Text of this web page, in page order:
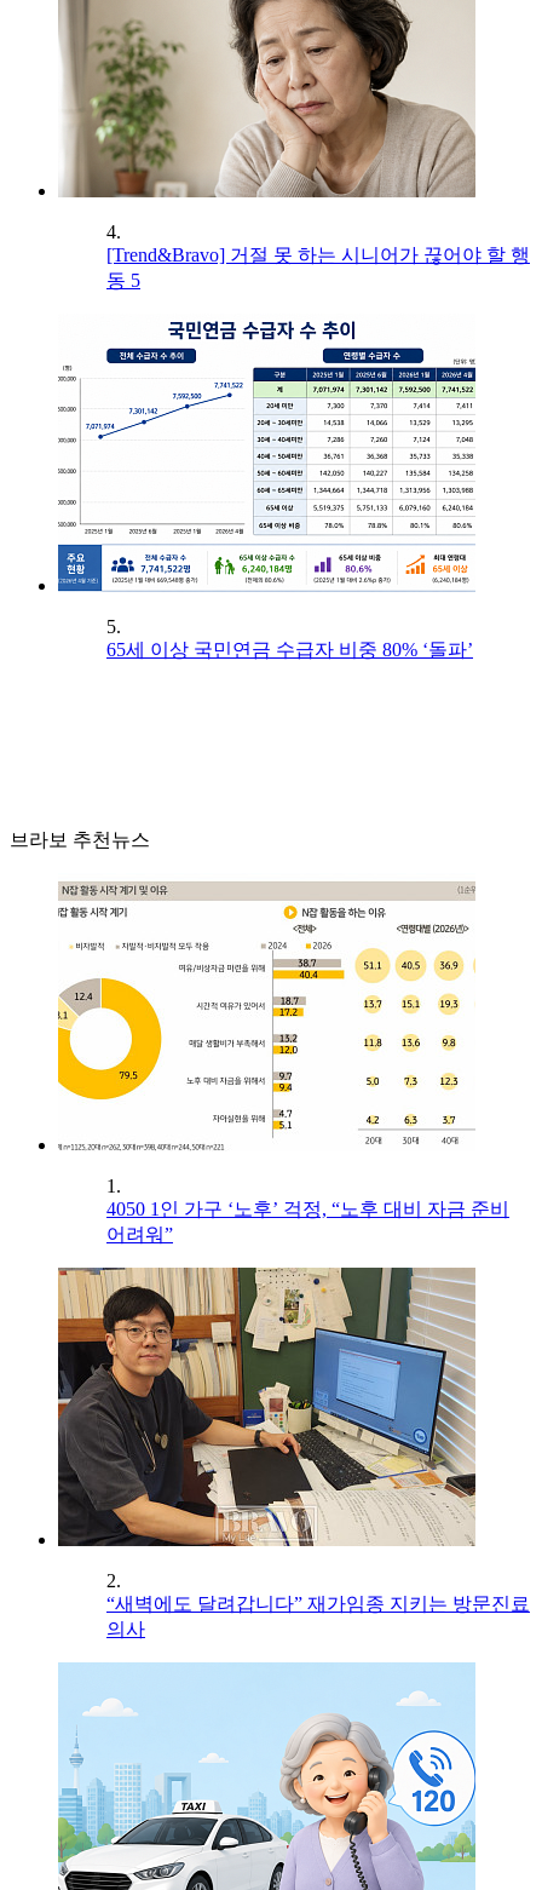
4.
[Trend&Bravo] 거절 못 하는 시니어가 끊어야 할 행
동 5
5.
65세 이상 국민연금 수급자 비중 80% ‘돌파’
브라보 추천뉴스
1.
4050 1인 가구 ‘노후’ 걱정, “노후 대비 자금 준비
어려워”
2.
“새벽에도 달려갑니다” 재가임종 지키는 방문진료
의사